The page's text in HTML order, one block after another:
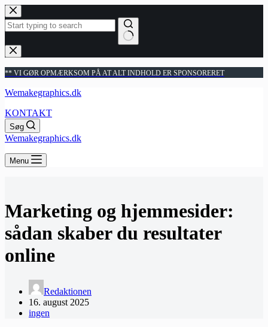
Fortsæt
til
indhold
Ingen
resultater
** VI GØR OPMÆRKSOM PÅ AT ALT INDHOLD ER SPONSORERET
Wemakegraphics.dk
KONTAKT
Søg
Wemakegraphics.dk
Menu
Marketing og hjemmesider:
sådan skaber du resultater
online
Redaktionen
16. august 2025
ingen